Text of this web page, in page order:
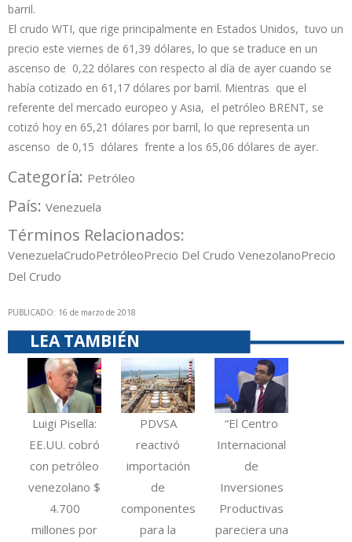
barril.
El crudo WTI, que rige principalmente en Estados Unidos, tuvo un
precio este viernes de 61,39 dólares, lo que se traduce en un
ascenso de 0,22 dólares con respecto al día de ayer cuando se
había cotizado en 61,17 dólares por barril. Mientras que el
referente del mercado europeo y Asia, el petróleo BRENT, se
cotizó hoy en 65,21 dólares por barril, lo que representa un
ascenso de 0,15 dólares frente a los 65,06 dólares de ayer.
Categoría: Petróleo
País: Venezuela
Términos Relacionados:
VenezuelaCrudoPetróleoPrecio Del Crudo VenezolanoPrecio
Del Crudo
PUBLICADO: 16 de marzo de 2018
LEA TAMBIÉN
Luigi Pisella:
EE.UU. cobró
con petróleo
venezolano $
4.700
millones por
PDVSA
reactivó
importación
de
componentes
para la
“El Centro
Internacional
de
Inversiones
Productivas
pareciera una